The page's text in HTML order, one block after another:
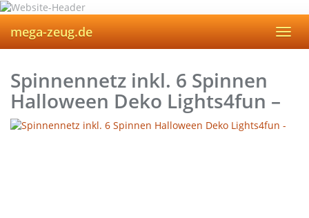
Skip
main
content
mega-zeug.de
Spinnennetz inkl. 6 Spinnen
Halloween Deko Lights4fun –